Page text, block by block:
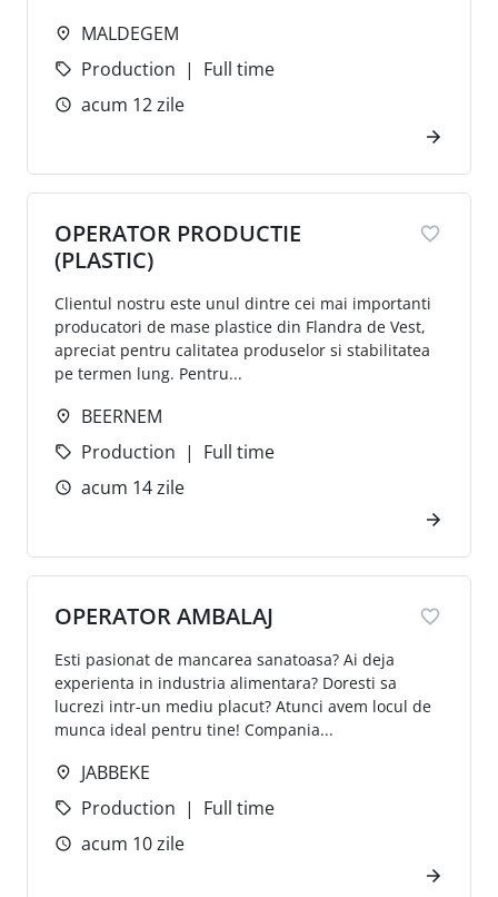
MALDEGEM
Production
Full time
acum 12 zile
OPERATOR PRODUCTIE
(PLASTIC)
Clientul nostru este unul dintre cei mai importanti
producatori de mase plastice din Flandra de Vest,
apreciat pentru calitatea produselor si stabilitatea
pe termen lung. Pentru...
BEERNEM
Production
Full time
acum 14 zile
OPERATOR AMBALAJ
Esti pasionat de mancarea sanatoasa? Ai deja
experienta in industria alimentara? Doresti sa
lucrezi intr-un mediu placut? Atunci avem locul de
munca ideal pentru tine! Compania...
JABBEKE
Production
Full time
acum 10 zile